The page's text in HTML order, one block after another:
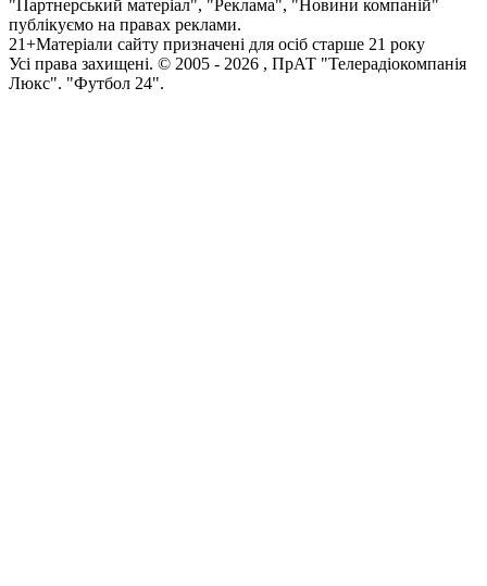
"Партнерський матеріал", "Реклама", "Новини компаній"
публікуємо на правах реклами.
21+Матеріали сайту призначені для осіб старше 21 року
Усi права захищенi. © 2005 - 2026 , ПрАТ "Телерадіокомпанія
Люкс". "Футбол 24".